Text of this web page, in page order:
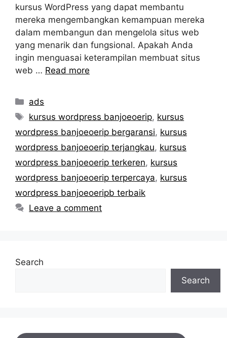
kursus WordPress yang dapat membantu
mereka mengembangkan kemampuan mereka
dalam membangun dan mengelola situs web
yang menarik dan fungsional. Apakah Anda
ingin menguasai keterampilan membuat situs
web … Read more
Categories
ads
Tags
kursus wordpress banjoeoerip, kursus
wordpress banjoeoerip bergaransi, kursus
wordpress banjoeoerip terjangkau, kursus
wordpress banjoeoerip terkeren, kursus
wordpress banjoeoerip terpercaya, kursus
wordpress banjoeoeripb terbaik
Leave a comment
Search
Search